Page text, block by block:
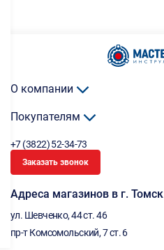
О компании
Покупателям
+7 (3822) 52-34-73
Заказать звонок
Адреса магазинов в г. Томск
ул. Шевченко, 44 ст. 46
пр-т Комсомольский, 7 ст. 6